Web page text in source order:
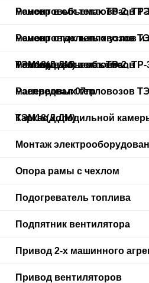
маневровых тепловозов
Ремонт в объемах ТР-2,
маневровых тепловозов
ТЭМ18(Д,ДМ) в объеме
Ремонт отдельных узлов и
маневровых тепловозов
Ремонт в объемах ТР-2,
маневровых тепловозов
ТЭМ18(Д,ДМ)
Распредвал 07гр
Каркас холодильной
Монтаж
Опора рамы с чехлом
Подогреватель топлива
Подпятник вентилятора
Привод 2-х машинного
Привод вентиляторов